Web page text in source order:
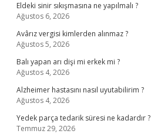
Eldeki sinir sıkışmasına ne yapılmalı ?
Ağustos 6, 2026
Avârız vergisi kimlerden alınmaz ?
Ağustos 5, 2026
Balı yapan arı dişi mi erkek mi ?
Ağustos 4, 2026
Alzheimer hastasını nasıl uyutabilirim ?
Ağustos 4, 2026
Yedek parça tedarik süresi ne kadardır ?
Temmuz 29, 2026